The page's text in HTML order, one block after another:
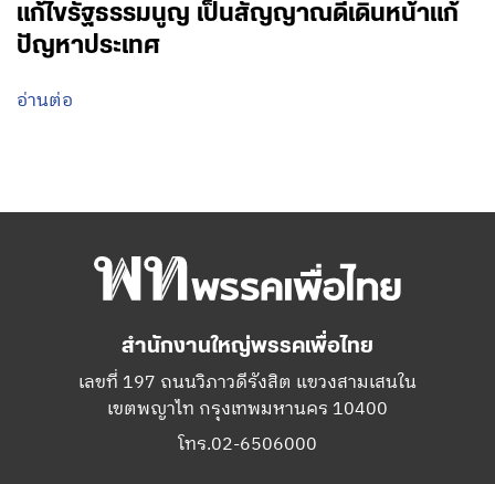
แก้ไขรัฐธรรมนูญ เป็นสัญญาณดีเดินหน้าแก้
ปัญหาประเทศ
อ่านต่อ
สำนักงานใหญ่พรรคเพื่อไทย
เลขที่ 197 ถนนวิภาวดีรังสิต แขวงสามเสนใน
เขตพญาไท กรุงเทพมหานคร 10400
โทร.02-6506000